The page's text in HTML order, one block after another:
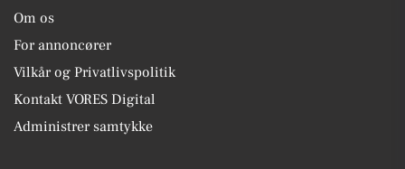
Om os
For annoncører
Vilkår og Privatlivspolitik
Kontakt VORES Digital
Administrer samtykke